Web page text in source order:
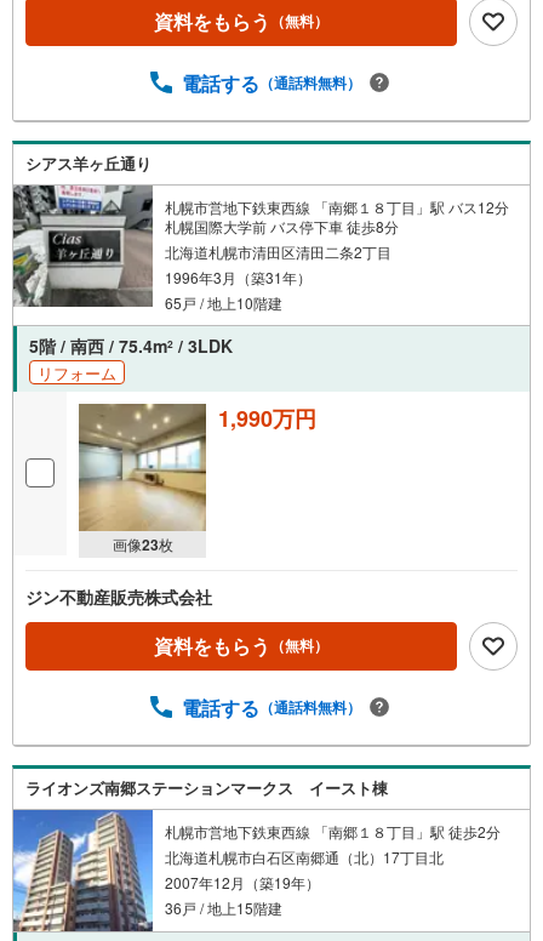
資料をもらう （無料）
電話する （通話料無料）
シアス羊ヶ丘通り
札幌市営地下鉄東西線 「南郷１８丁目」駅 バス12分
札幌国際大学前 バス停下車 徒歩8分
北海道札幌市清田区清田二条2丁目
1996年3月（築31年）
65戸 / 地上10階建
5階 / 南西 / 75.4m2 / 3LDK
リフォーム
画像23枚
1,990万円
ジン不動産販売株式会社
資料をもらう （無料）
電話する （通話料無料）
ライオンズ南郷ステーションマークス イースト棟
札幌市営地下鉄東西線 「南郷１８丁目」駅 徒歩2分
北海道札幌市白石区南郷通（北）17丁目北
2007年12月（築19年）
36戸 / 地上15階建